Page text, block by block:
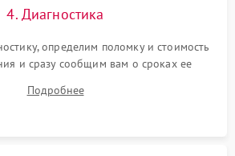
4. Диагностика
определим поломку и стоимость
и сразу сообщим вам о сроках ее
Подробнее